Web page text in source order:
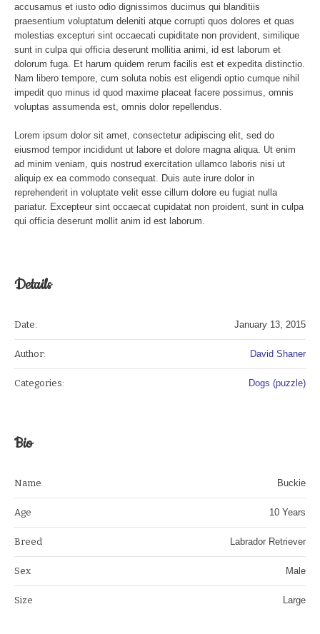
accusamus et iusto odio dignissimos ducimus qui blanditiis
praesentium voluptatum deleniti atque corrupti quos dolores et quas
molestias excepturi sint occaecati cupiditate non provident, similique
sunt in culpa qui officia deserunt mollitia animi, id est laborum et
dolorum fuga. Et harum quidem rerum facilis est et expedita distinctio.
Nam libero tempore, cum soluta nobis est eligendi optio cumque nihil
impedit quo minus id quod maxime placeat facere possimus, omnis
voluptas assumenda est, omnis dolor repellendus.
Lorem ipsum dolor sit amet, consectetur adipiscing elit, sed do
eiusmod tempor incididunt ut labore et dolore magna aliqua. Ut enim
ad minim veniam, quis nostrud exercitation ullamco laboris nisi ut
aliquip ex ea commodo consequat. Duis aute irure dolor in
reprehenderit in voluptate velit esse cillum dolore eu fugiat nulla
pariatur. Excepteur sint occaecat cupidatat non proident, sunt in culpa
qui officia deserunt mollit anim id est laborum.
Details
Date: January 13, 2015
Author: David Shaner
Categories: Dogs (puzzle)
Bio
Name Buckie
Age 10 Years
Breed Labrador Retriever
Sex Male
Size Large